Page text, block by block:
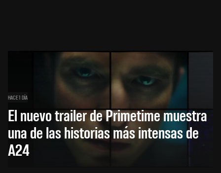
HACE 1 DÍA
El nuevo trailer de Primetime muestra
una de las historias más intensas de
A24